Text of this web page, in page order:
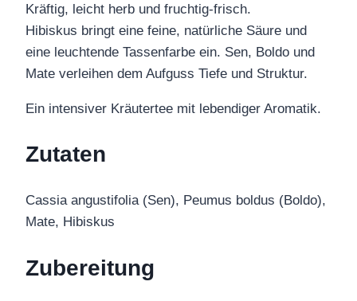
Kräftig, leicht herb und fruchtig-frisch.
Hibiskus bringt eine feine, natürliche Säure und
eine leuchtende Tassenfarbe ein. Sen, Boldo und
Mate verleihen dem Aufguss Tiefe und Struktur.
Ein intensiver Kräutertee mit lebendiger Aromatik.
Zutaten
Cassia angustifolia (Sen), Peumus boldus (Boldo),
Mate, Hibiskus
Zubereitung